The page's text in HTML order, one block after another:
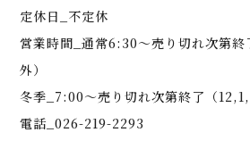
定休日_不定休
営業時間_通常6:30～売り切れ次第終
外）
冬季_7:00～売り切れ次第終了（
電話_026-219-2293